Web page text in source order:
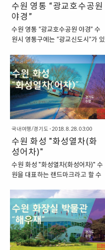
식 역시도 다른 호텔과 크게 다르지
않았습니다. 뷔페식으로 운영이 되
었는데요. 자리를 잡고 마음에 드는
음식을 가져와서 마음껏 먹고 나가
△ 호텔에서 먹었던 음식들 “창밖으
로 펼쳐지는 멋진 경치” 식당 역시
도 약 5층쯤에 위치하고 있었던지
라, 창밖으로 보이는 경치를 감상하
면서 식사를 할 수 있기도 하답니
다..
수원 영통 “광교호수공원
야경”
수원 영통 “광교호수공원 야경” 수
원시 영통구에는 “광교신도시”가 있
호수공원”이 있는데요. 이 호수공원
으로 인해서 광교신도시는 큰 인기
를 끌게 된 곳이기도 하답니다. “국
내 최대 규모의 호수공원, 광교 호수
공원” 광교 호수공원은 국내 최대
규모의 호수공원입니다. 그 규모가
무려 약 2,050,000 제곱미터에 달
할 정도로, 평수로는 약 65만 평에
달하는 규모의 호수공원인데요. 경
기도시공사에서 시행하고, 삼성물
산에서 시공하여 2013년 11월 3
일에 개장한 호수공원입니다. “원래
는 원천저수지와 신대저수지라는
저수시설이었던 호수공원” 현재 광
교 호수공원이 있는 곳은 과거에는
원천저수지와 신대저수지라는 저수
시설이 있었던 곳입니다. 이 두 저수
지는 원래는 “농업용수”를 공급하..
국내여행/경기도 · 2018. 8. 28. 03:00
수원 화성 "화성열차(화
성어차)"
수원 화성 "화성열차(화성어차)" 수
원을 대표하는 랜드마크라고 할 수
수원화성을 관람할 수 있는 "화성열
차"라는 것이 있습니다. 화성열차는
완전한 열차는 아니고, 마치 기차처
럼 긴 차량을 끌고 다니는 형태의 차
량인데요. 이 열차에 탑승해서, 수원
화성의 경치를 감상하면서, 주요 지